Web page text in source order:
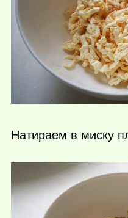
Натираем в миску